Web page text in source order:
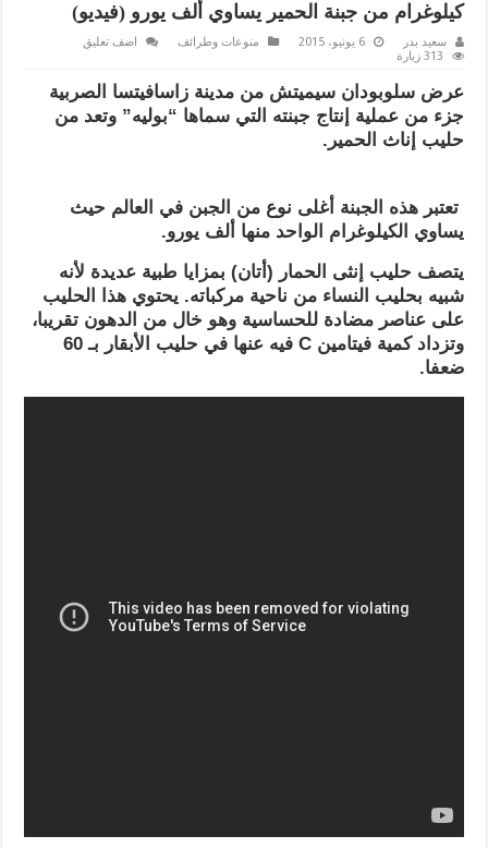
كيلوغرام من جبنة الحمير يساوي ألف يورو (فيديو)
سعيد بدر 6 يونيو، 2015 منوعات وطرائف
اضف تعليق
313 زيارة
عرض سلوبودان سيميتش من مدينة زاسافيتسا الصربية
جزء من عملية إنتاج جبنته التي سماها “بوليه” وتعد من
حليب إناث الحمير.
تعتبر هذه الجبنة أغلى نوع من الجبن في العالم حيث
يساوي الكيلوغرام الواحد منها ألف يورو.
يتصف حليب إنثى الحمار (أتان) بمزايا طبية عديدة لأنه
شبيه بحليب النساء من ناحية مركباته. يحتوي هذا الحليب
على عناصر مضادة للحساسية وهو خال من الدهون تقريبا،
وتزداد كمية فيتامين C فيه عنها في حليب الأبقار بـ 60
ضعفا.